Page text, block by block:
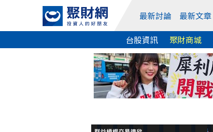
最新討論 最新文章
台股資訊 聚財商城